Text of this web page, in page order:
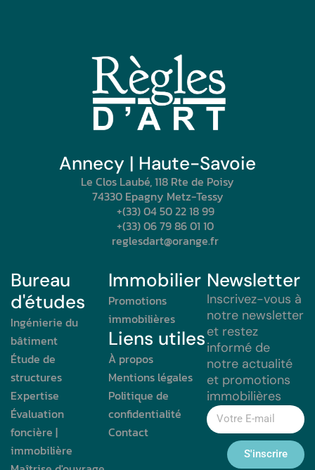
Annecy | Haute-Savoie
Le Clos Laubé, 118 Rte de Poisy
74330 Epagny Metz-Tessy
+(33) 04 50 22 18 99
+(33) 06 79 86 01 10
reglesdart@orange.fr
Bureau
d'études
Ingénierie du
bâtiment
Étude de
structures
Expertise
Évaluation
foncière |
immobilière
Immobilier
Promotions
immobilières
Liens utiles
À propos
Mentions légales
Politique de
confidentialité
Contact
Newsletter
Inscrivez-vous à
notre newsletter
et restez
informé de
notre actualité
et promotions
immobilières
S'inscrire